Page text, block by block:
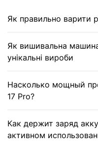
Як правильно варити
Як вишивальна
унікальні вироби
Насколько мощный
17 Pro?
Как держит заряд
активном